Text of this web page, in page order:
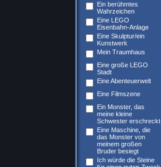
Ein berühmtes
Wahrzeichen
Eine LEGO
Eisenbahn-Anlage
Eine Skulptur/ein
Kunstwerk
Mein Traumhaus
Eine große LEGO
Stadt
Eine Abenteuerwelt
Eine Filmszene
Ein Monster, das
meine kleine
Schwester erschreckt
Eine Maschine, die
das Monster von
meinem großen
Bruder besiegt
Ich würde die Steine